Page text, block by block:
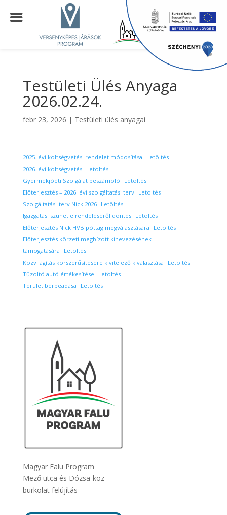
Testületi Ülés Anyaga
2026.02.24.
febr 23, 2026 | Testületi ülés anyagai
2025. évi költségvetési rendelet módosítása
Letöltés
2026. évi költségvetés
Letöltés
Gyermekjóéti Szolgálat beszámoló
Letöltés
Előterjesztés – 2026. évi szolgáltatási terv
Letöltés
Szolgáltatási-terv Nick 2026
Letöltés
Igazgatási szünet elrendeléséről döntés
Letöltés
Előterjesztés Nick HVB póttag megválasztására
Letöltés
Előterjesztés körzeti megbízott kinevezésének
támogatására
Letöltés
Közvilágítás korszerűsítésére kivitelező kiválasztása
Letöltés
Tűzoltó autó értékesítése
Letöltés
Terület bérbeadása
Letöltés
Magyar Falu Program
Mező utca és Dózsa-köz
burkolat felújítás